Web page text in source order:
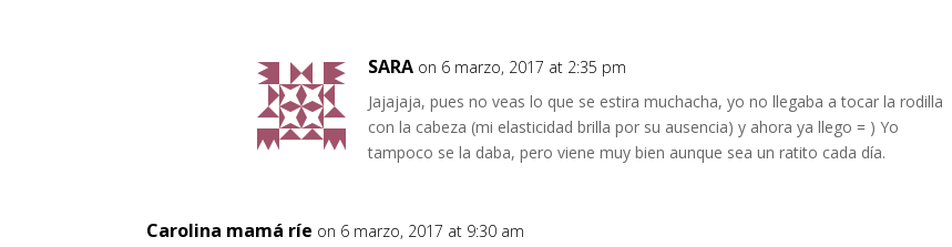
SARA on 6 marzo, 2017 at 2:35 pm
Jajajaja, pues no veas lo que se estira muchacha, yo no llegaba a tocar la rodilla
con la cabeza (mi elasticidad brilla por su ausencia) y ahora ya llego = ) Yo
tampoco se la daba, pero viene muy bien aunque sea un ratito cada día.
Carolina mamá ríe on 6 marzo, 2017 at 9:30 am